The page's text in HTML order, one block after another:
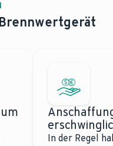
In der Regel